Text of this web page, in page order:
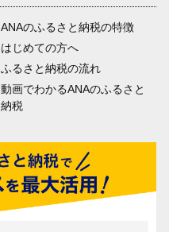
ANAのふるさと納税の特徴
はじめての方へ
ふるさと納税の流れ
動画でわかるANAのふるさと
納税